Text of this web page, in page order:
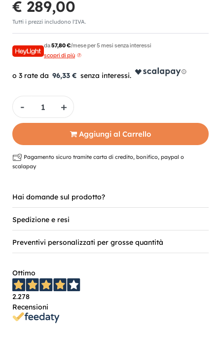
€ 289,00
Tutti i prezzi includono l'IVA.
da57,80 €/mese per 5 mesi senza interessi
scopri di più
96,33 €
Quantità
Aggiungi al Carrello
Pagamento sicuro tramite carta di credito, bonifico, paypal o
scalapay
Hai domande sul prodotto?
Spedizione e resi
Preventivi personalizzati per grosse quantità
Ottimo
2.278
Recensioni